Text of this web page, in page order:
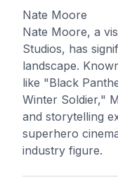
Nate Moore
Nate Moore, a
Studios, has
landscape.
like "Black
Winter Soldier,"
and storytelling
superhero
industry figure.